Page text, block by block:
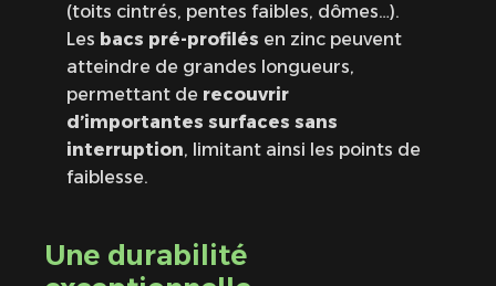
(toits cintrés, pentes faibles, dômes…).
Les bacs pré-profilés en zinc peuvent
atteindre de grandes longueurs,
permettant de recouvrir
d’importantes surfaces sans
interruption, limitant ainsi les points de
faiblesse.
Une durabilité